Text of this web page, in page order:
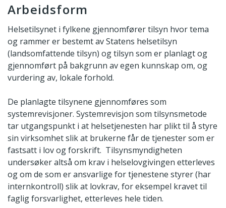
Arbeidsform
Helsetilsynet i fylkene gjennomfører tilsyn hvor tema
og rammer er bestemt av Statens helsetilsyn
(landsomfattende tilsyn) og tilsyn som er planlagt og
gjennomført på bakgrunn av egen kunnskap om, og
vurdering av, lokale forhold.
De planlagte tilsynene gjennomføres som
systemrevisjoner. Systemrevisjon som tilsynsmetode
tar utgangspunkt i at helsetjenesten har plikt til å styre
sin virksomhet slik at brukerne får de tjenester som er
fastsatt i lov og forskrift. Tilsynsmyndigheten
undersøker altså om krav i helselovgivingen etterleves
og om de som er ansvarlige for tjenestene styrer (har
internkontroll) slik at lovkrav, for eksempel kravet til
faglig forsvarlighet, etterleves hele tiden.